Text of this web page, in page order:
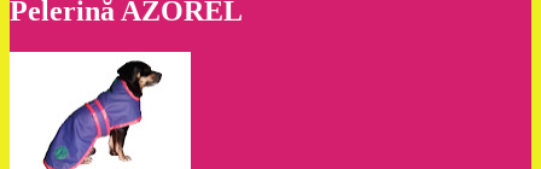
Pelerină AZOREL